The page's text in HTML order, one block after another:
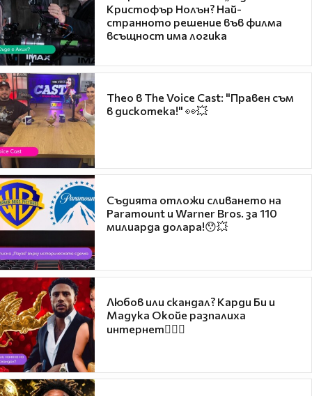
Кристофър Нолън? Най-
странното решение във филма
всъщност има логика
Theo в The Voice Cast: "Правен съм
в дискотека!" 👀💥
Съдията отложи сливането на
Paramount и Warner Bros. за 110
милиарда долара!😯💥
Любов или скандал? Карди Би и
Мадука Окойе разпалиха
интернет❤️‍🔥🔥